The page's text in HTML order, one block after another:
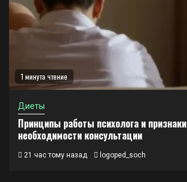
1 минута чтение
Диеты
Принципы работы психолога и признаки
необходимости консультации
21 час тому назад logoped_soch